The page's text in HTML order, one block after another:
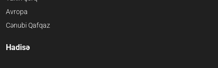
Avropa
Cənubi Qafqaz
Hadisə